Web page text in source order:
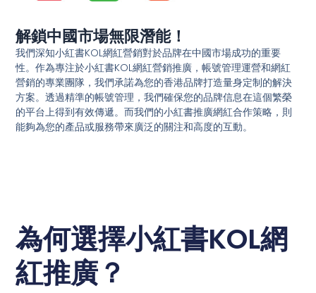
解鎖中國市場無限潛能！
我們深知小紅書KOL網紅營銷對於品牌在中國市場成功的重要
性。作為專注於小紅書KOL網紅營銷推廣，帳號管理運營和網紅
營銷的專業團隊，我們承諾為您的香港品牌打造量身定制的解決
方案。透過精準的帳號管理，我們確保您的品牌信息在這個繁榮
的平台上得到有效傳遞。而我們的小紅書推廣網紅合作策略，則
能夠為您的產品或服務帶來廣泛的關注和高度的互動。
為何選擇小紅書KOL網
紅推廣？